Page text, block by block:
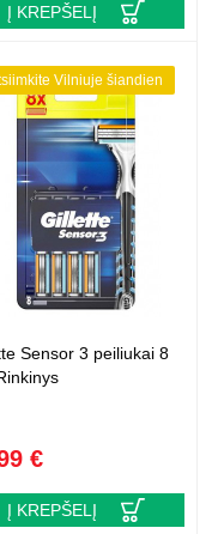
Į KREPŠELĮ
Vilniuje šiandien
Sensor 3 peiliukai 8
€
Į KREPŠELĮ